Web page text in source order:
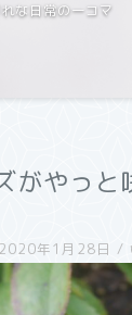
な日常の一コマ
がやっと
2020年1月28日 /